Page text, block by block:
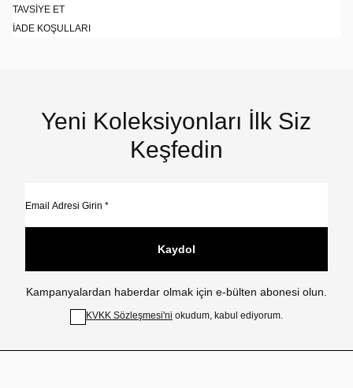
TAVSIYE ET
İADE KOŞULLARI
Yeni Koleksiyonları İlk Siz
Keşfedin
Kaydol
Kampanyalardan haberdar olmak için e-bülten abonesi olun.
KVKK Sözleşmesi'ni okudum, kabul ediyorum.